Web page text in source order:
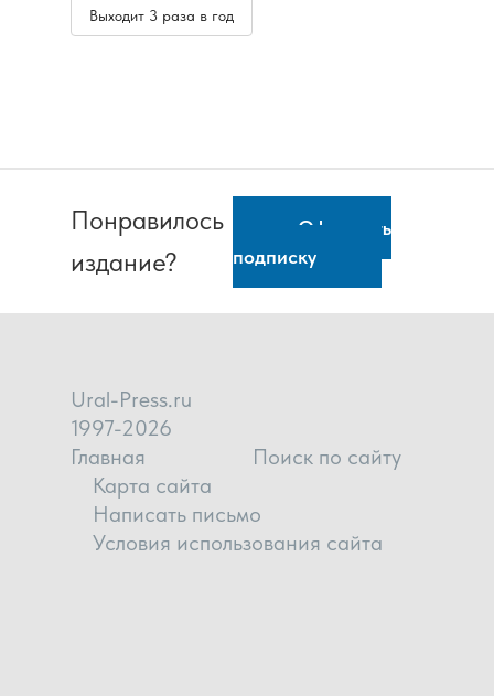
Выходит 3 раза в год
Понравилось
издание?
Оформить
подписку
Ural-Press.ru
1997-2026
Главная
Поиск по сайту
Карта сайта
Написать письмо
Условия использования сайта